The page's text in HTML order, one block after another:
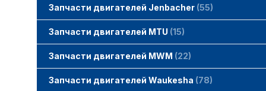
Запчасти двигателей Jenbacher 55
Запчасти двигателей MTU 15
Запчасти двигателей MWM 22
Запчасти двигателей Waukesha 78